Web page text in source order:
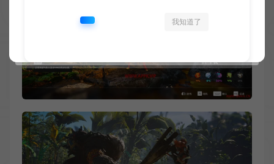
我知道了